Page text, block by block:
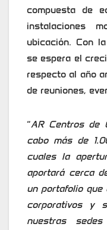
compuesta de
instalaciones
ubicación. Con
se espera el
respecto al año
de reuniones,
“AR Centros de
cabo más de
cuales la
aportará cerca
un portafolio
corporativos y
nuestras